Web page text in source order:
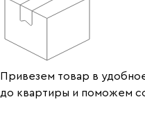
Привезем товар в
до квартиры и поможем